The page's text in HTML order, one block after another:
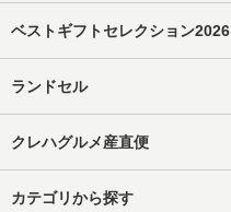
ベストギフトセレクション2026
ランドセル
クレハグルメ産直便
カテゴリから探す